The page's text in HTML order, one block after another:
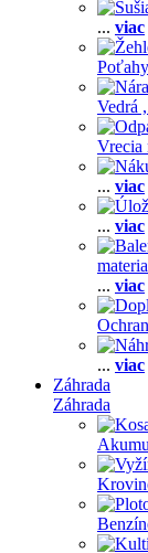
... viac
Vedrá ,
Vrecia
... viac
... viac
... viac
... viac
Záhrada
Záhrada